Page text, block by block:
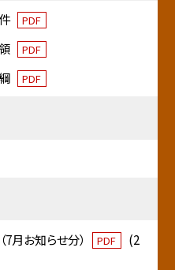
PDF
PDF
PDF
月お知らせ分） PDF
(2